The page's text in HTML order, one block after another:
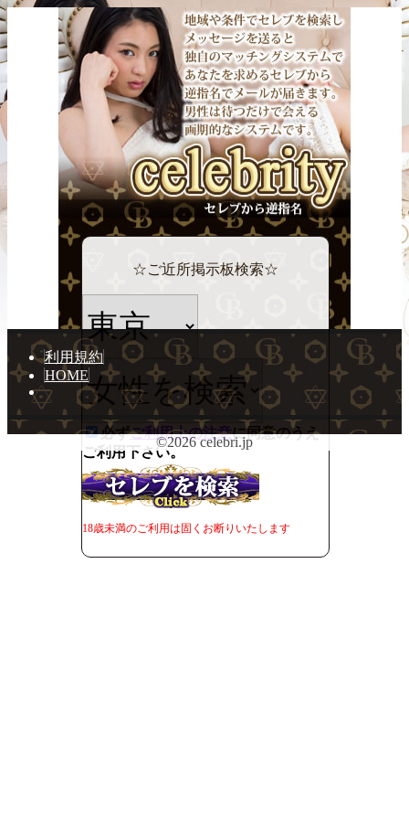
☆ご近所掲示板検索☆
必ずご利用上の注意に同意のうえ
ご利用下さい。
18歳未満のご利用は固くお断りいたします
利用規約
HOME
©2026 celebri.jp